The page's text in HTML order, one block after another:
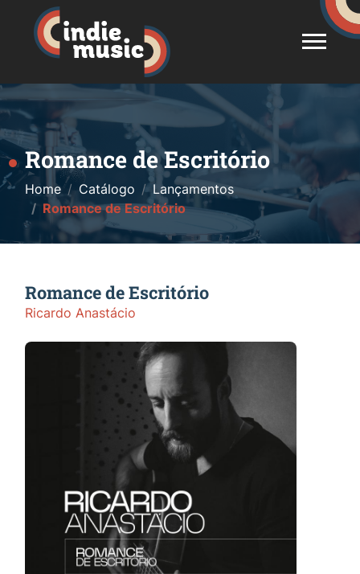
Romance de Escritório
Home Catálogo
Lançamentos
Romance de Escritório
Romance de Escritório
Ricardo Anastácio